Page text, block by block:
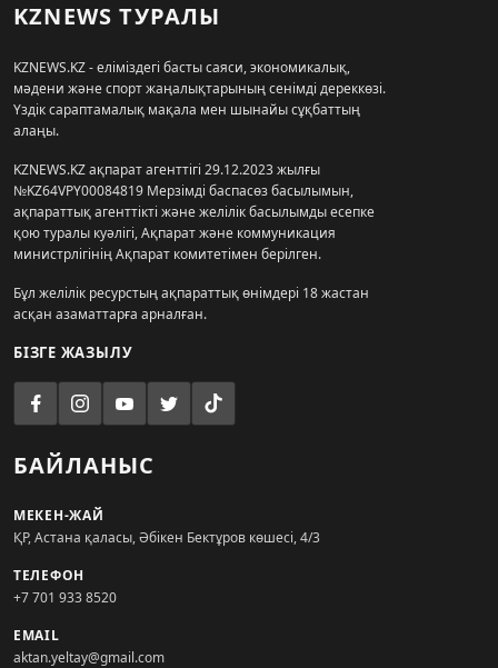
KZNEWS ТУРАЛЫ
KZNEWS.KZ - еліміздегі басты саяси, экономикалық,
мәдени және спорт жаңалықтарының сенімді дереккөзі.
Үздік сараптамалық мақала мен шынайы сұқбаттың
алаңы.
KZNEWS.KZ ақпарат агенттігі 29.12.2023 жылғы
№KZ64VPY00084819 Мерзімді баспасөз басылымын,
ақпараттық агенттікті және желілік басылымды есепке
қою туралы куәлігі, Ақпарат және коммуникация
министрлігінің Ақпарат комитетімен берілген.
Бұл желілік ресурстың ақпараттық өнімдері 18 жастан
асқан азаматтарға арналған.
БІЗГЕ ЖАЗЫЛУ
БАЙЛАНЫС
МЕКЕН-ЖАЙ
ҚР, Астана қаласы, Әбікен Бектұров көшесі, 4/3
ТЕЛЕФОН
+7 701 933 8520
EMAIL
aktan.yeltay@gmail.com